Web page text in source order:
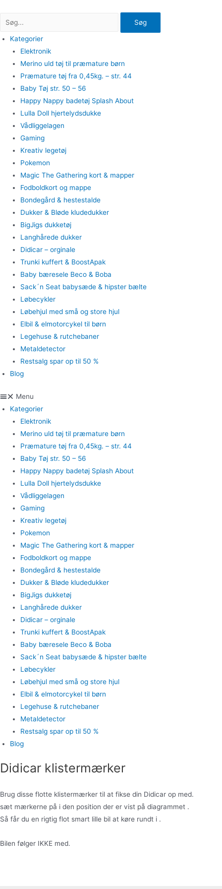
Søg
Kategorier
Elektronik
Merino uld tøj til præmature børn
Præmature tøj fra 0,45kg. – str. 44
Baby Tøj str. 50 – 56
Happy Nappy badetøj Splash About
Lulla Doll hjertelydsdukke
Vådliggelagen
Gaming
Kreativ legetøj
Pokemon
Magic The Gathering kort & mapper
Fodboldkort og mappe
Bondegård & hestestalde
Dukker & Bløde kludedukker
BigJigs dukketøj
Langhårede dukker
Didicar – orginale
Trunki kuffert & BoostApak
Baby bæresele Beco & Boba
Sack´n Seat babysæde & hipster bælte
Løbecykler
Løbehjul med små og store hjul
Elbil & elmotorcykel til børn
Legehuse & rutchebaner
Metaldetector
Restsalg spar op til 50 %
Blog
Menu
Kategorier
Elektronik
Merino uld tøj til præmature børn
Præmature tøj fra 0,45kg. – str. 44
Baby Tøj str. 50 – 56
Happy Nappy badetøj Splash About
Lulla Doll hjertelydsdukke
Vådliggelagen
Gaming
Kreativ legetøj
Pokemon
Magic The Gathering kort & mapper
Fodboldkort og mappe
Bondegård & hestestalde
Dukker & Bløde kludedukker
BigJigs dukketøj
Langhårede dukker
Didicar – orginale
Trunki kuffert & BoostApak
Baby bæresele Beco & Boba
Sack´n Seat babysæde & hipster bælte
Løbecykler
Løbehjul med små og store hjul
Elbil & elmotorcykel til børn
Legehuse & rutchebaner
Metaldetector
Restsalg spar op til 50 %
Blog
Didicar klistermærker
Brug disse flotte klistermærker til at fikse din Didicar op med.
sæt mærkerne på i den position der er vist på diagrammet .
Så får du en rigtig flot smart lille bil at køre rundt i .
Bilen følger IKKE med.